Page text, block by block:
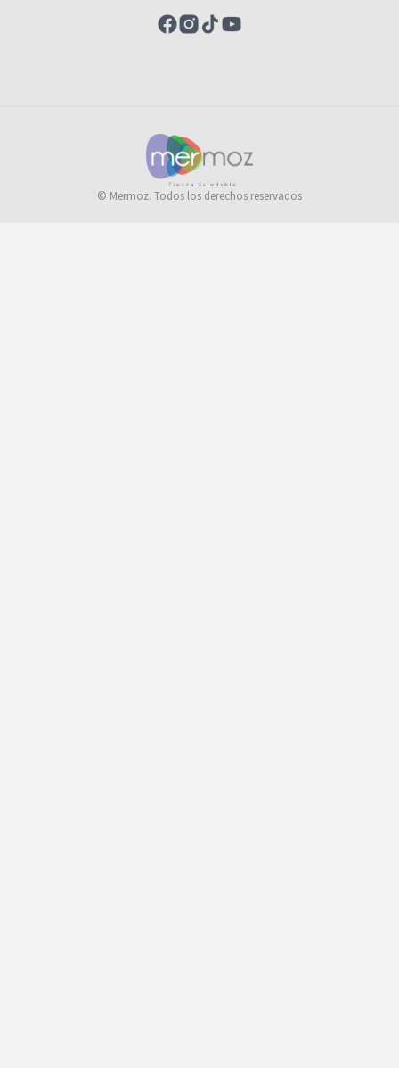
© Mermoz. Todos los derechos reservados